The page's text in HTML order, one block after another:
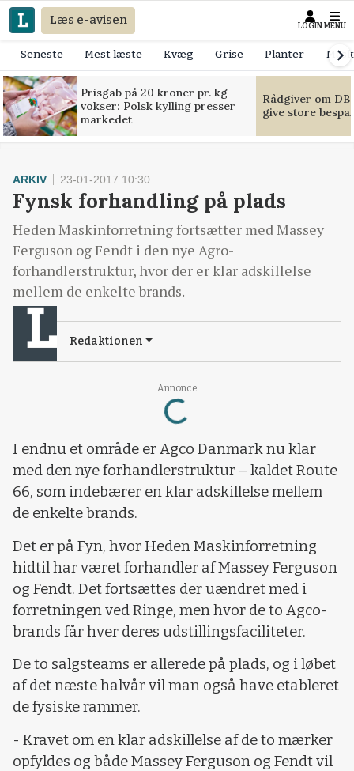
Læs e-avisen LOGIN MENU
Seneste Mest læste Kvæg Grise Planter
Prisgab på 20 kroner pr. kg
vokser: Polsk kylling presser
markedet
Rådgiver om
give store
Annonce
Loading...
ARKIV 23-01-2017 10:30
Fynsk forhandling på plads
Heden Maskinforretning fortsætter med Massey
Ferguson og Fendt i den nye Agro-
forhandlerstruktur, hvor der er klar adskillelse
mellem de enkelte brands.
Redaktionen
I endnu et område er Agco Danmark nu klar
med den nye forhandlerstruktur – kaldet Route
66, som indebærer en klar adskillelse mellem
de enkelte brands.
Det er på Fyn, hvor Heden Maskinforretning
hidtil har været forhandler af Massey Ferguson
og Fendt. Det fortsættes der uændret med i
forretningen ved Ringe, men hvor de to Agco-
brands får hver deres udstillingsfaciliteter.
De to salgsteams er allerede på plads, og i løbet
af det næste halvår vil man også have etableret
de fysiske rammer.
- Kravet om en klar adskillelse af de to mærker
opfyldes og både Massey Ferguson og Fendt vil